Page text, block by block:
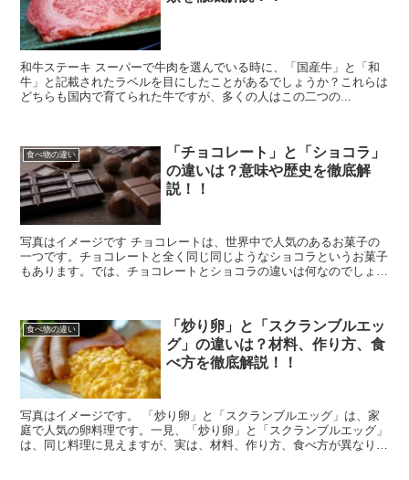
和牛ステーキ スーパーで牛肉を選んでいる時に、「国産牛」と「和
牛」と記載されたラベルを目にしたことがあるでしょうか？これらは
どちらも国内で育てられた牛ですが、多くの人はこの二つの...
食べ物の違い
「チョコレート」と「ショコラ」
の違いは？意味や歴史を徹底解
説！！
写真はイメージです チョコレートは、世界中で人気のあるお菓子の
一つです。チョコレートと全く同じ同じようなショコラというお菓子
もあります。では、チョコレートとショコラの違いは何なのでしょう
食べ物の違い
「炒り卵」と「スクランブルエッ
グ」の違いは？材料、作り方、食
べ方を徹底解説！！
写真はイメージです。 「炒り卵」と「スクランブルエッグ」は、家
庭で人気の卵料理です。一見、「炒り卵」と「スクランブルエッグ」
は、同じ料理に見えますが、実は、材料、作り方、食べ方が異なりま